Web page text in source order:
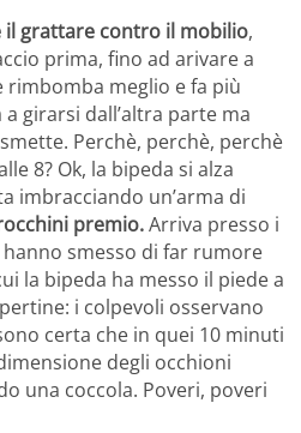
il grattare contro il mobilio,
prima, fino ad arivare a
rimbomba meglio e fa più
girarsi dall’altra parte ma
Perchè, perchè, perchè
8? Ok, la bipeda si alza
imbracciando un’arma di
premio.Arriva presso i
smesso di far rumore
la bipeda ha messo il piede a
i colpevoli osservano
certa che in quei 10 minuti
degli occhioni
una coccola. Poveri, poveri